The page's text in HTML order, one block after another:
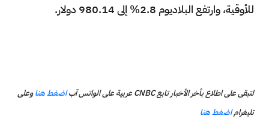
للأوقية، وارتفع البلاديوم 2.8% إلى 980.14 دولار.
لتبقى على اطلاع بأخر الأخبار تابع CNBC عربية على الواتس آب اضغط هناوعلى
تليغراماضغط هنا